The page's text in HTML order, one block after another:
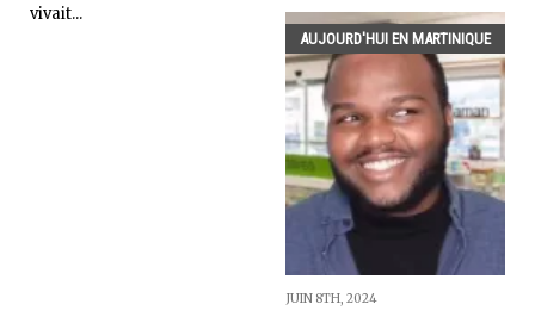
vivait...
AUJOURD'HUI EN MARTINIQUE
JUIN 8TH, 2024